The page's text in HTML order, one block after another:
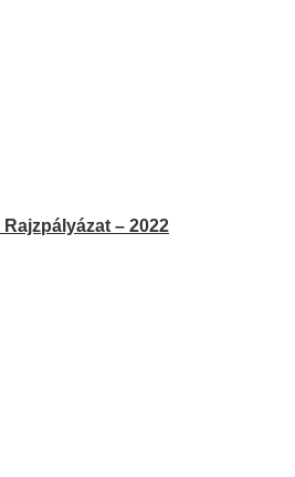
Rajzpályázat – 2022